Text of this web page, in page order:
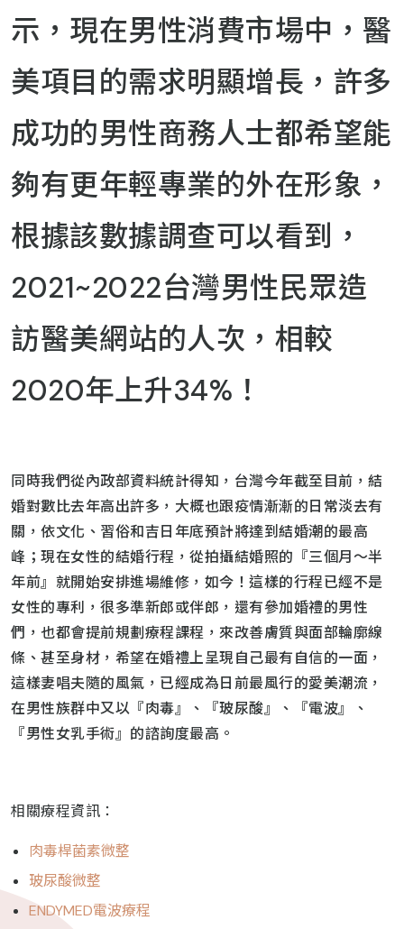
示，現在男性消費市場中，醫
美項目的需求明顯增長，許多
成功的男性商務人士都希望能
夠有更年輕專業的外在形象，
根據該數據調查可以看到，
2021~2022台灣男性民眾造
訪醫美網站的人次，相較
2020年上升34%！
同時我們從內政部資料統計得知，台灣今年截至目前，結
婚對數比去年高出許多，大概也跟疫情漸漸的日常淡去有
關，依文化、習俗和吉日年底預計將達到結婚潮的最高
峰；現在女性的結婚行程，從拍攝結婚照的『三個月～半
年前』就開始安排進場維修，如今！這樣的行程已經不是
女性的專利，很多準新郎或伴郎，還有參加婚禮的男性
們，也都會提前規劃療程課程，來改善膚質與面部輪廓線
條、甚至身材，希望在婚禮上呈現自己最有自信的一面，
這樣妻唱夫隨的風氣，已經成為日前最風行的愛美潮流，
在男性族群中又以『肉毒』、『玻尿酸』、『電波』、
『男性女乳手術』的諮詢度最高。
相關療程資訊：
肉毒桿菌素微整
玻尿酸微整
ENDYMED電波療程